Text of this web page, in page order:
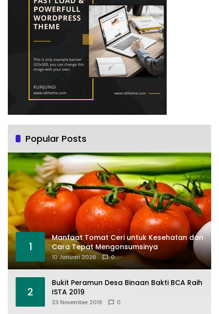
Popular Posts
1
Manfaat Tomat Ceri untuk Kesehatan dan
Cara Tepat Mengonsumsinya
10 Januari 2026 0
2
Bukit Peramun Desa Binaan Bakti BCA Raih
ISTA 2019
23 November 2019 0